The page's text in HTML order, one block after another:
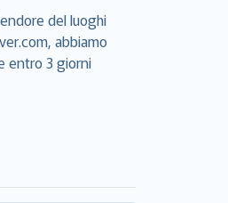
del luoghi
abbiamo
entro 3 giorni